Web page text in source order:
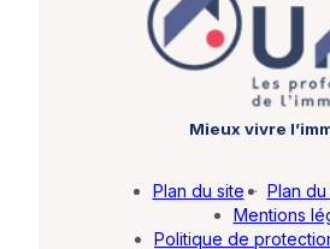
Mieux vivre
Plan du site · Plan
Mentions
Politique de